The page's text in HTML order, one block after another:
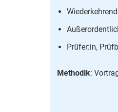
Prüfer:in,
Methodik: